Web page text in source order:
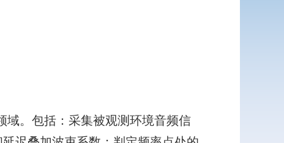
域。包括：采集被观测环境音频信